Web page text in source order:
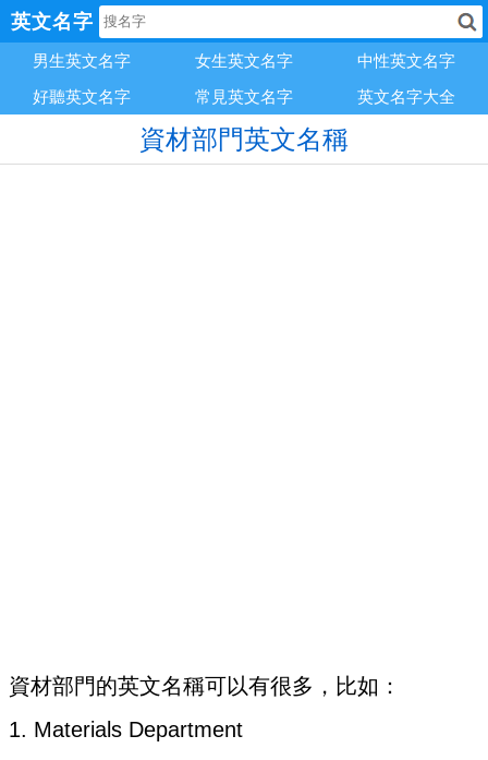
英文名字
男生英文名字 女生英文名字
中性英文名字
好聽英文名字
常見英文名字 英文名字大全
資材部門英文名稱
資材部門的英文名稱可以有很多，比如：
1. Materials Department